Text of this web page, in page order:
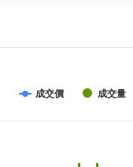
成交價 成交量